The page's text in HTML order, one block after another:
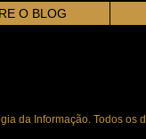
O BLOG
da Informação. Todos os